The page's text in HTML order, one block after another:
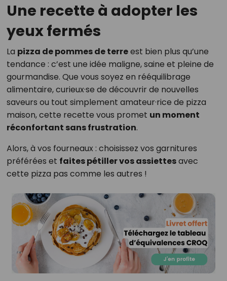
Une recette à adopter les
yeux fermés
La pizza de pommes de terreest bien plus qu’une
tendance : c’est une idée maligne, saine et pleine de
gourmandise. Que vous soyez en rééquilibrage
alimentaire, curieux·se de découvrir de nouvelles
saveurs ou tout simplement amateur·rice de pizza
maison, cette recette vous promet un moment
réconfortant sans frustration.
Alors, à vos fourneaux : choisissez vos garnitures
préférées et faites pétiller vos assiettesavec
cette pizza pas comme les autres !